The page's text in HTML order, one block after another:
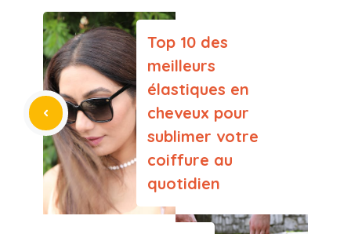
Top 10 des
meilleurs
élastiques en
cheveux pour
sublimer votre
coiffure au
quotidien